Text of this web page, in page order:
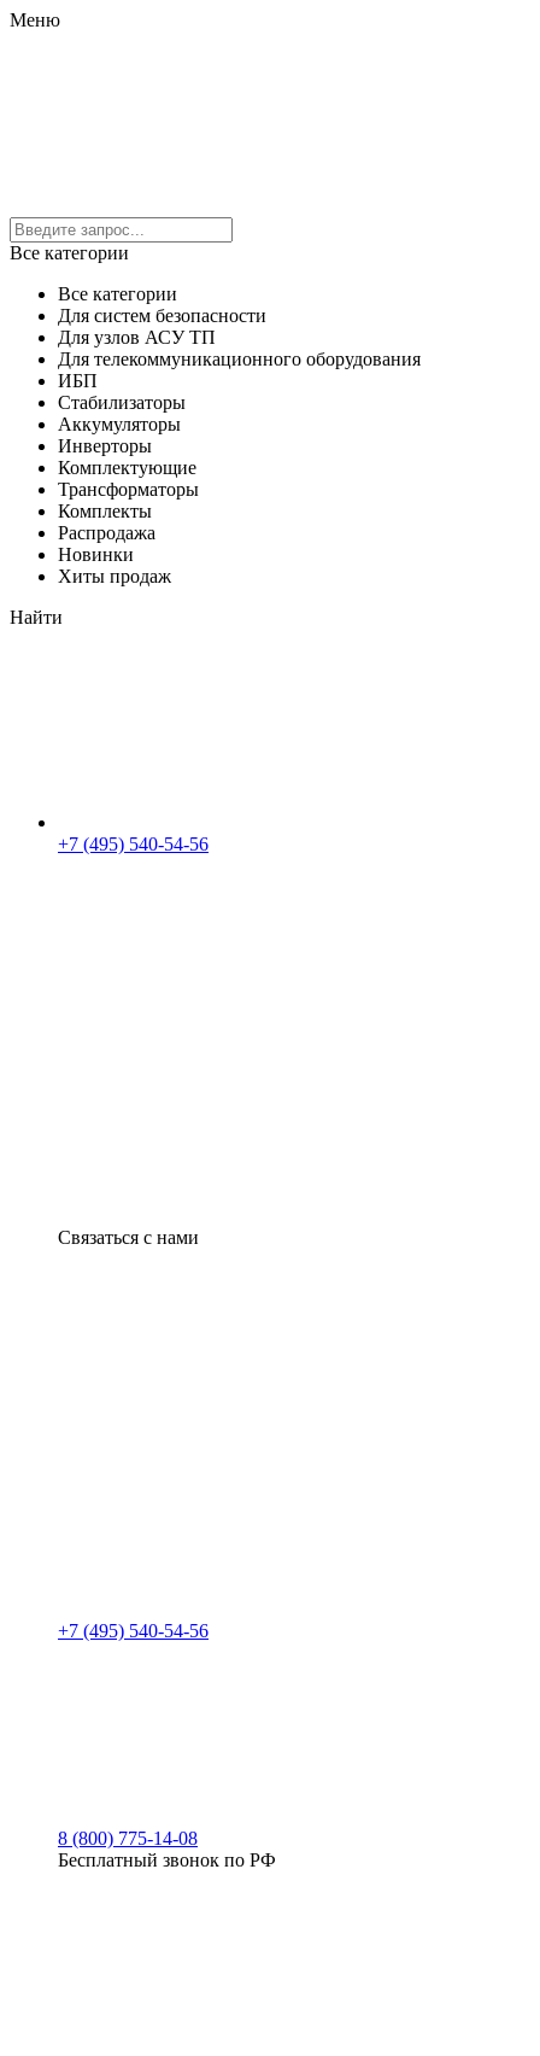
Меню
Все категории
Все категории
Для систем безопасности
Для узлов АСУ ТП
Для телекоммуникационного оборудования
ИБП
Стабилизаторы
Аккумуляторы
Инверторы
Комплектующие
Трансформаторы
Комплекты
Распродажа
Новинки
Хиты продаж
Найти
+7 (495) 540-54-56
Связаться с нами
+7 (495) 540-54-56
8 (800) 775-14-08
Бесплатный звонок по РФ